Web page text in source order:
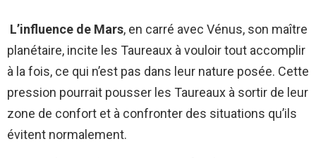
L’influence de Mars, en carré avec Vénus, son maître
planétaire, incite les Taureaux à vouloir tout accomplir
à la fois, ce qui n’est pas dans leur nature posée. Cette
pression pourrait pousser les Taureaux à sortir de leur
zone de confort et à confronter des situations qu’ils
évitent normalement.